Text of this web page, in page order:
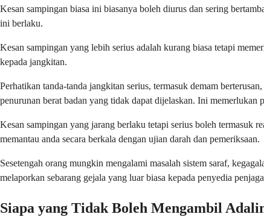
Kesan sampingan biasa ini biasanya boleh diurus dan sering
ini berlaku.
Kesan sampingan yang lebih serius adalah kurang biasa tetapi
kepada jangkitan.
Perhatikan tanda-tanda jangkitan serius, termasuk demam
penurunan berat badan yang tidak dapat dijelaskan. Ini memerlukan
Kesan sampingan yang jarang berlaku tetapi serius boleh termasuk
memantau anda secara berkala dengan ujian darah dan pemeriksaan.
Sesetengah orang mungkin mengalami masalah sistem saraf,
melaporkan sebarang gejala yang luar biasa kepada penyedia
Siapa yang Tidak Boleh Mengambil